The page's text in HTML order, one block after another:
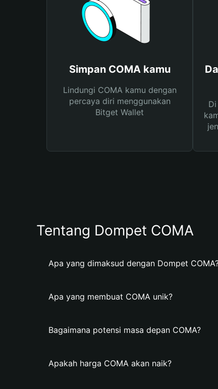
Simpan COMA kamu
Lindungi COMA kamu dengan
percaya diri menggunakan
Bitget Wallet
Tentang Dompet COMA
Apa yang dimaksud dengan Dompet
Apa yang membuat COMA unik?
Bagaimana potensi masa depan COMA?
Apakah harga COMA akan naik?